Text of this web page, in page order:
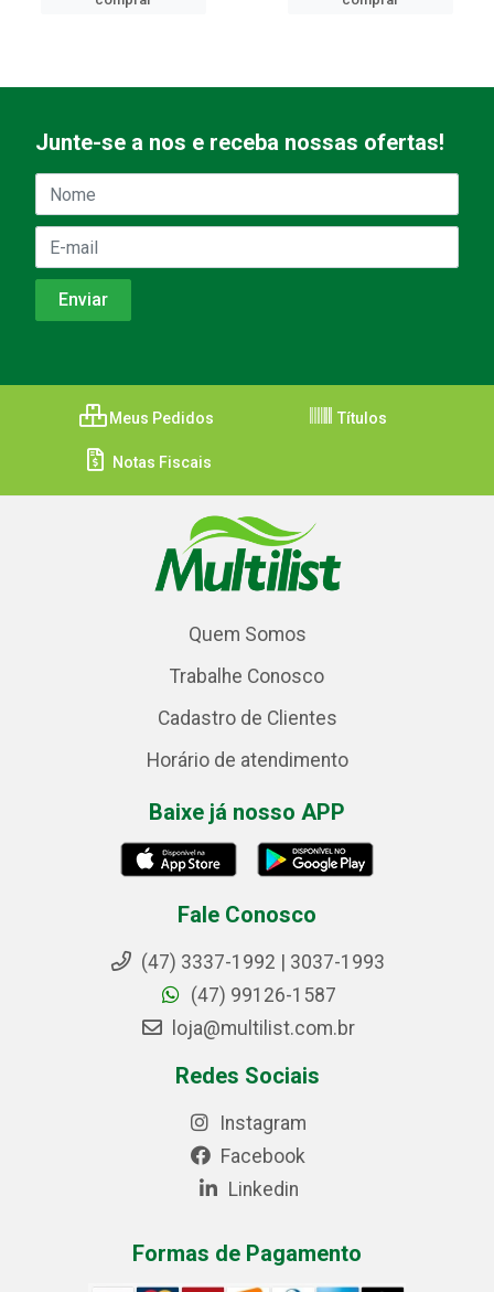
Junte-se a nos e receba nossas ofertas!
Meus Pedidos Títulos
Notas Fiscais
Quem Somos
Trabalhe Conosco
Cadastro de Clientes
Horário de atendimento
Baixe já nosso APP
Fale Conosco
(47) 3337-1992 | 3037-1993
(47) 99126-1587
loja@multilist.com.br
Redes Sociais
Instagram
Facebook
Linkedin
Formas de Pagamento